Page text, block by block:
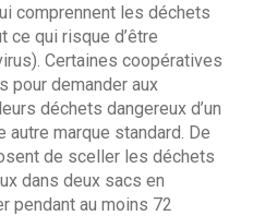
comprennent les déchets
ce qui risque d’être
Certaines coopératives
pour demander aux
déchets dangereux d’un
autre marque standard. De
de sceller les déchets
dans deux sacs en
pendant au moins 72